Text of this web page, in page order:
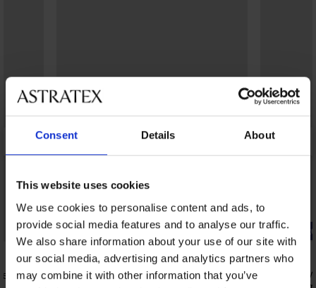
Consent Details About
This website uses cookies
We use cookies to personalise content and ads, to
provide social media features and to analyse our traffic.
We also share information about your use of our site with
our social media, advertising and analytics partners who
may combine it with other information that you’ve
4,2
Bestseller
5
Minimizer Triumph Wild Gardenia
-20% BRA20
DAILY by